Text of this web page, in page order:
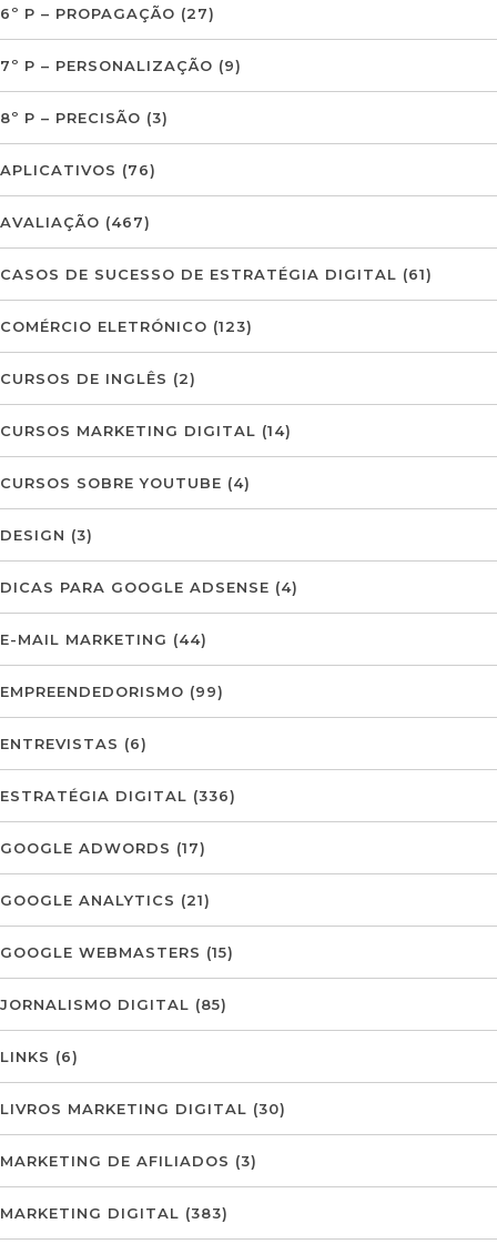
6º P – PROPAGAÇÃO (27)
7º P – PERSONALIZAÇÃO (9)
8º P – PRECISÃO (3)
APLICATIVOS (76)
AVALIAÇÃO (467)
CASOS DE SUCESSO DE ESTRATÉGIA DIGITAL (61)
COMÉRCIO ELETRÓNICO (123)
CURSOS DE INGLÊS (2)
CURSOS MARKETING DIGITAL (14)
CURSOS SOBRE YOUTUBE (4)
DESIGN (3)
DICAS PARA GOOGLE ADSENSE (4)
E-MAIL MARKETING (44)
EMPREENDEDORISMO (99)
ENTREVISTAS (6)
ESTRATÉGIA DIGITAL (336)
GOOGLE ADWORDS (17)
GOOGLE ANALYTICS (21)
GOOGLE WEBMASTERS (15)
JORNALISMO DIGITAL (85)
LINKS (6)
LIVROS MARKETING DIGITAL (30)
MARKETING DE AFILIADOS (3)
MARKETING DIGITAL (383)